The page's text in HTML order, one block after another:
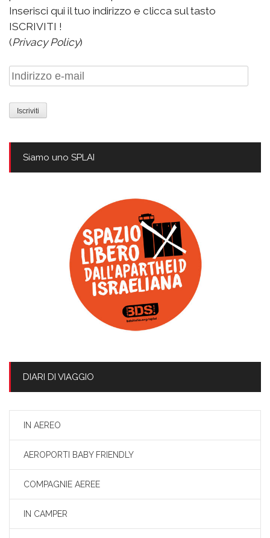
Inserisci qui il tuo indirizzo e clicca sul tasto
ISCRIVITI !
(Privacy Policy)
Indirizzo
e-
mail
Siamo uno SPLAI
DIARI DI VIAGGIO
IN AEREO
AEROPORTI BABY FRIENDLY
COMPAGNIE AEREE
IN CAMPER